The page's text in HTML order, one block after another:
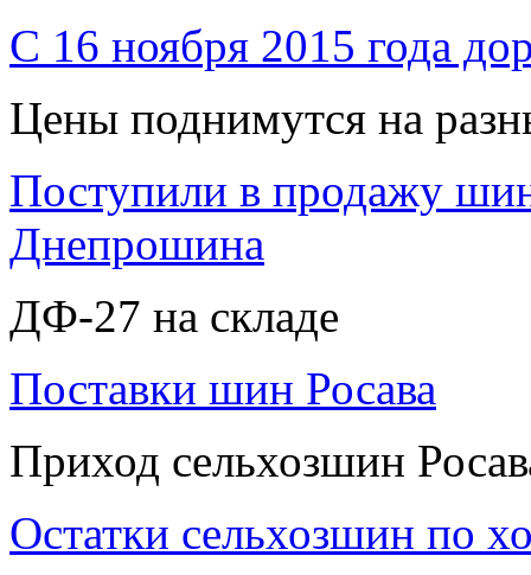
С 16 ноября 2015 года
Цены поднимутся на
Поступили в продажу
Днепрошина
ДФ-27 на складе
Поставки шин Росава
Приход сельхозшин
Остатки сельхозшин по